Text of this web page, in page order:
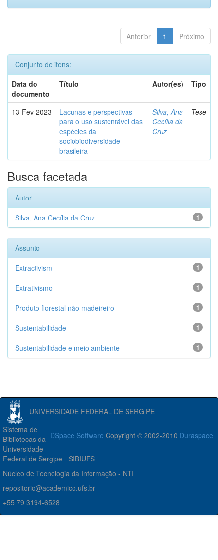
Anterior 1 Próximo
Conjunto de itens:
Data do
documento
Título Autor(es) Tipo
13-Fev-2023
Lacunas e perspectivas
para o uso sustentável das
espécies da
sociobiodiversidade
brasileira
Silva, Ana
Cecília da
Cruz
Tese
Busca facetada
Autor
1
Silva, Ana Cecília da Cruz
Assunto
1
Extractivism
1
Extrativismo
1
Produto florestal não madeireiro
1
Sustentabilidade
1
Sustentabilidade e meio ambiente
UNIVERSIDADE FEDERAL DE SERGIPE
DSpace Software Copyright © 2002-2010 Duraspace
Sistema de
Bibliotecas da
Universidade
Federal de Sergipe - SIBIUFS
Núcleo de Tecnologia da Informação - NTI
repositorio@academico.ufs.br
+55 79 3194-6528